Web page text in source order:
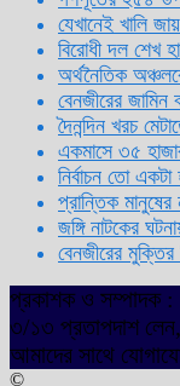
যেখানেই খালি
বিরোধী দল শেখ
অর্থনৈতিক
বেনজীরের জামিন
দৈনন্দিন খরচ
একমাসে ৩৫
নির্বাচন তো
প্রান্তিক মানুষের
জঙ্গি নাটকের
বেনজীরের
প্রকাশক ও সম্পাদক :
৩/১৩ প্রতাপদাশ লেন,
আমাদের সাথে
©